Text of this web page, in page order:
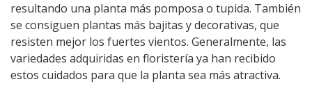
resultando una planta más pomposa o tupida. También
se consiguen plantas más bajitas y decorativas, que
resisten mejor los fuertes vientos. Generalmente, las
variedades adquiridas en floristería ya han recibido
estos cuidados para que la planta sea más atractiva.